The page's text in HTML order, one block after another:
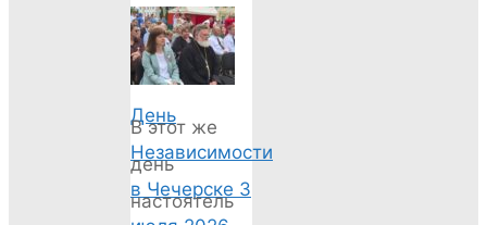
День
Независимости
в Чечерске 3
В этот же
день
настоятель